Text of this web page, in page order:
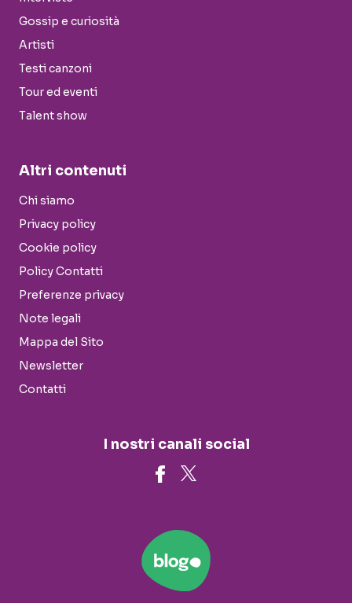
Gossip e curiosità
Artisti
Testi canzoni
Tour ed eventi
Talent show
Altri contenuti
Chi siamo
Privacy policy
Cookie policy
Policy Contatti
Preferenze privacy
Note legali
Mappa del Sito
Newsletter
Contatti
I nostri canali social